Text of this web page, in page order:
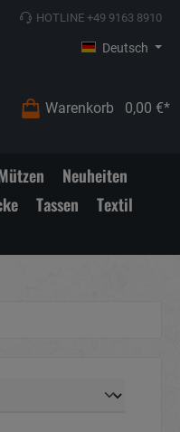
HOTLINE +49 9163 8910
Deutsch
Warenkorb 0,00 €*
Neuheiten
Tassen
Textil